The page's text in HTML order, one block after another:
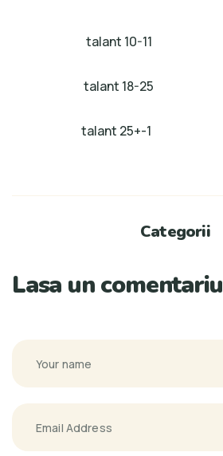
talant 10-11
talant 18-25
talant 25+-1
Categorii
Lasa un comentariu